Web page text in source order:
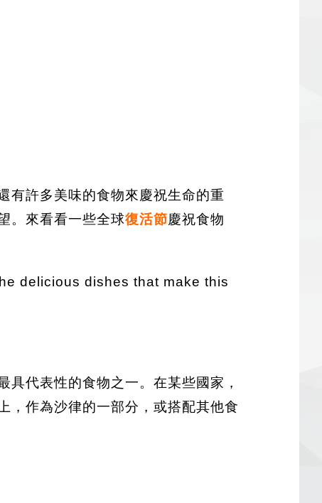
有許多美味的食物來慶祝生命的重
。來看看一些全球復活節慶祝食物
delicious dishes that make this
代表性的食物之一。在某些國家，
，作為沙律的一部分，或搭配其他食